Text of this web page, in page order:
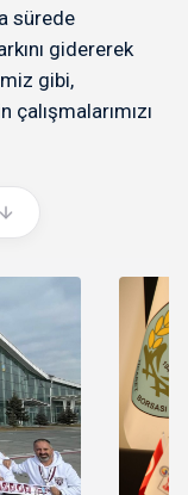
sürede
gidererek
gibi,
çalışmalarımızı